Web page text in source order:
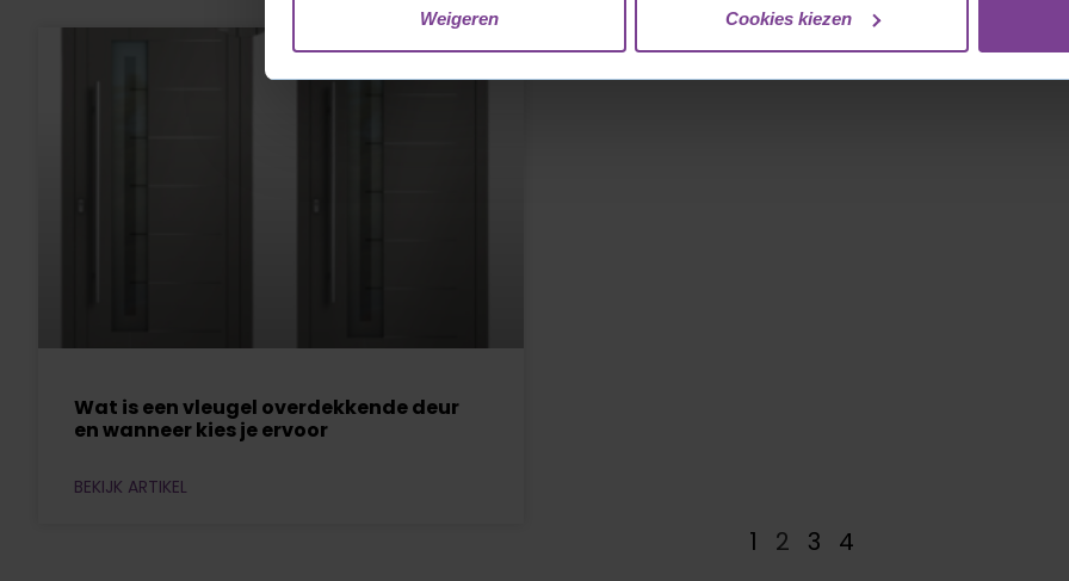
Weigeren Cookies kiezen
Wat is een vleugel overdekkende deur
en wanneer kies je ervoor
BEKIJK ARTIKEL
1 2 3 4